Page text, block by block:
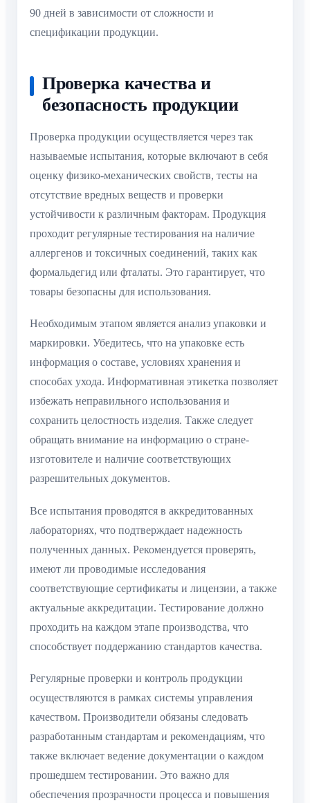
90 дней в зависимости от сложности и
спецификации продукции.
Проверка качества и
безопасность продукции
Проверка продукции осуществляется через так
называемые испытания, которые включают в себя
оценку физико-механических свойств, тесты на
отсутствие вредных веществ и проверки
устойчивости к различным факторам. Продукция
проходит регулярные тестирования на наличие
аллергенов и токсичных соединений, таких как
формальдегид или фталаты. Это гарантирует, что
товары безопасны для использования.
Необходимым этапом является анализ упаковки и
маркировки. Убедитесь, что на упаковке есть
информация о составе, условиях хранения и
способах ухода. Информативная этикетка позволяет
избежать неправильного использования и
сохранить целостность изделия. Также следует
обращать внимание на информацию о стране-
изготовителе и наличие соответствующих
разрешительных документов.
Все испытания проводятся в аккредитованных
лабораториях, что подтверждает надежность
полученных данных. Рекомендуется проверять,
имеют ли проводимые исследования
соответствующие сертификаты и лицензии, а также
актуальные аккредитации. Тестирование должно
проходить на каждом этапе производства, что
способствует поддержанию стандартов качества.
Регулярные проверки и контроль продукции
осуществляются в рамках системы управления
качеством. Производители обязаны следовать
разработанным стандартам и рекомендациям, что
также включает ведение документации о каждом
прошедшем тестировании. Это важно для
обеспечения прозрачности процесса и повышения